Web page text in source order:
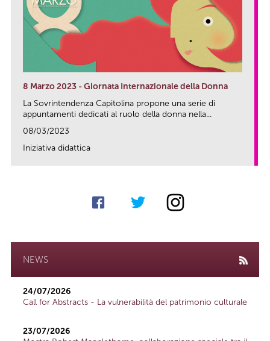
8 Marzo 2023 - Giornata Internazionale della Donna
La Sovrintendenza Capitolina propone una serie di
appuntamenti dedicati al ruolo della donna nella...
08/03/2023
Iniziativa didattica
NEWS
24/07/2026
Call for Abstracts - La vulnerabilità del patrimonio culturale
23/07/2026